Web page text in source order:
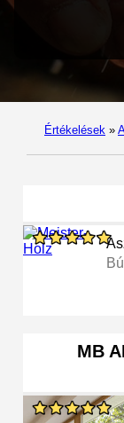
Értékelések »
MB